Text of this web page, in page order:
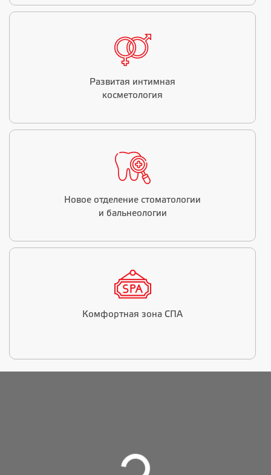
Развитая интимная
косметология
Новое отделение стоматологии
и бальнеологии
Комфортная зона СПА